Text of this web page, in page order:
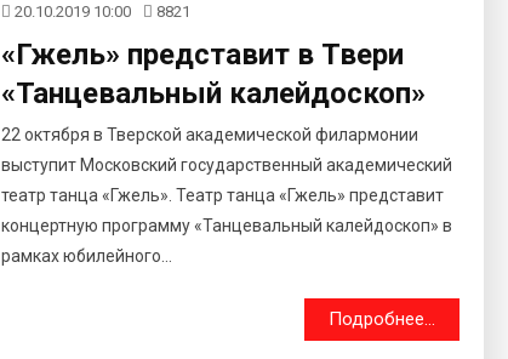
20.10.2019 10:00 8821
«Гжель» представит в Твери
«Танцевальный калейдоскоп»
22 октября в Тверской академической филармонии
выступит Московский государственный академический
театр танца «Гжель». Театр танца «Гжель» представит
концертную программу «Танцевальный калейдоскоп» в
рамках юбилейного...
Подробнее...